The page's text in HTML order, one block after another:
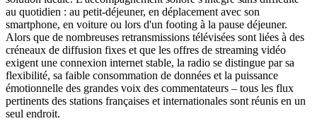
au quotidien : au petit-déjeuner, en déplacement avec son
smartphone, en voiture ou lors d'un footing à la pause déjeuner.
Alors que de nombreuses retransmissions télévisées sont liées à des
créneaux de diffusion fixes et que les offres de streaming vidéo
exigent une connexion internet stable, la radio se distingue par sa
flexibilité, sa faible consommation de données et la puissance
émotionnelle des grandes voix des commentateurs – tous les flux
pertinents des stations françaises et internationales sont réunis en un
seul endroit.